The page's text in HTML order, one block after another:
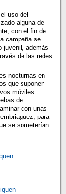
uso del
alguna de
con el fin de
campaña se
juvenil, además
de las redes
nocturnas en
que suponen
móviles
de
con unas
para
se someterían